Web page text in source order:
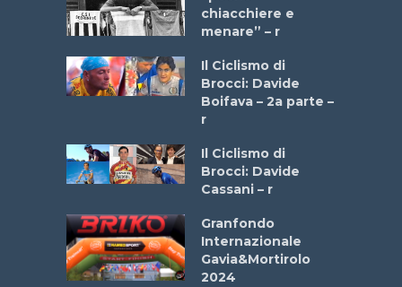
chiacchiere e
menare” – r
Il Ciclismo di
Brocci: Davide
Boifava – 2a parte –
r
Il Ciclismo di
Brocci: Davide
Cassani – r
Granfondo
Internazionale
Gavia&Mortirolo
2024